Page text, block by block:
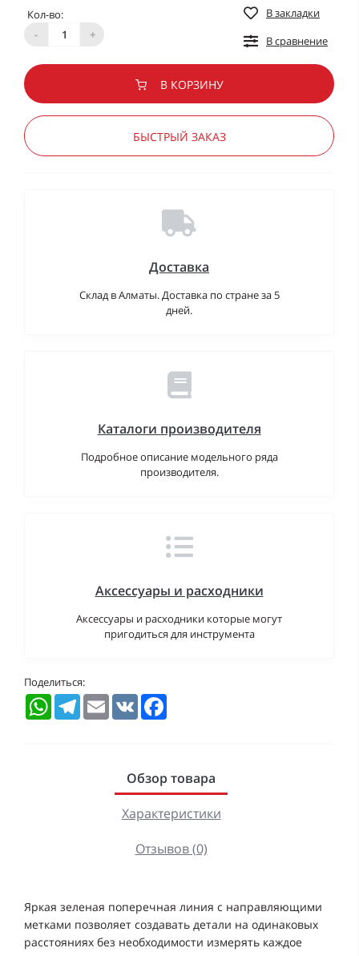
Кол-во:
-
+
В закладки
В сравнение
В КОРЗИНУ
БЫСТРЫЙ ЗАКАЗ
Доставка
Склад в Алматы. Доставка по стране за 5
дней.
Каталоги производителя
Подробное описание модельного ряда
производителя.
Аксессуары и расходники
Аксессуары и расходники которые могут
пригодиться для инструмента
Поделиться:
WhatsAppTelegramEmail VK
Обзор товара
Характеристики
Отзывов (0)
Яркая зеленая поперечная линия с направляющими
метками позволяет создавать детали на одинаковых
расстояниях без необходимости измерять каждое